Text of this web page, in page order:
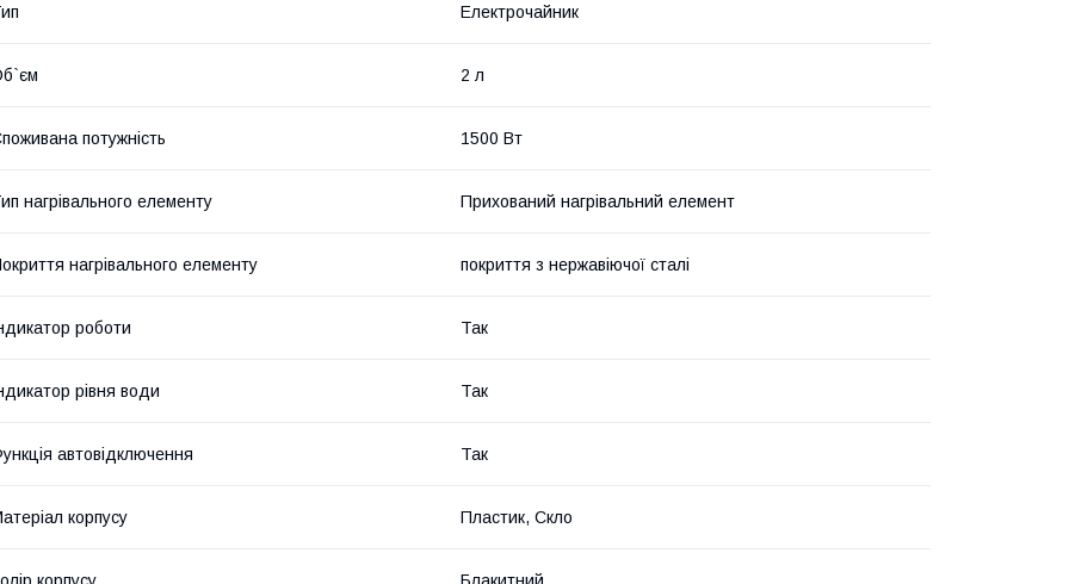
Електрочайник
2 л
потужність 1500 Вт
нагрівального елементу Прихований нагрівальний елемент
нагрівального елементу покриття з нержавіючої сталі
роботи Так
рівня води Так
автовідключення Так
корпусу Пластик, Скло
корпусу Блакитний